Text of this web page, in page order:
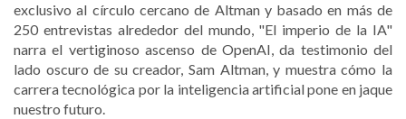
exclusivo al círculo cercano de Altman y basado en más de
250 entrevistas alrededor del mundo, "El imperio de la IA"
narra el vertiginoso ascenso de OpenAI, da testimonio del
lado oscuro de su creador, Sam Altman, y muestra cómo la
carrera tecnológica por la inteligencia artificial pone en jaque
nuestro futuro.